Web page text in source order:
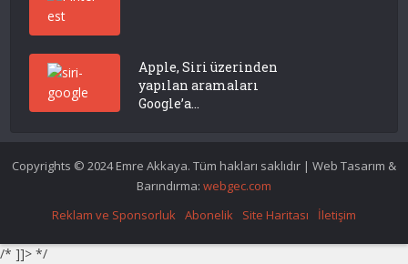
Apple, Siri üzerinden
yapılan aramaları
Google’a...
Copyrights © 2024 Emre Akkaya. Tüm hakları saklıdır | Web Tasarım &
Barındırma: webgec.com
Reklam ve Sponsorluk Abonelik Site Haritası İletişim
/* ]]> */